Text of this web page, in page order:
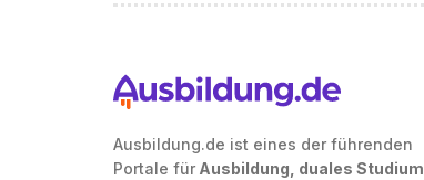
Ausbildung.de ist eines der führenden
Portale für Ausbildung, duales Studium